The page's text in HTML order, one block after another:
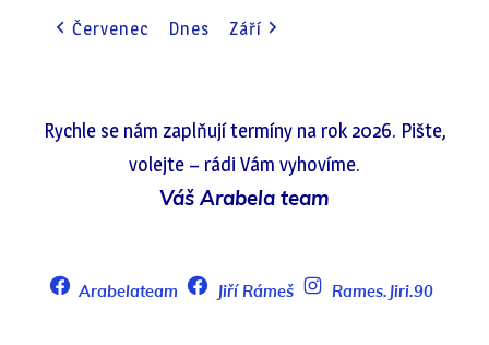
Červenec Dnes Září
Rychle se nám zaplňují termíny na rok 2026. Pište,
volejte – rádi Vám vyhovíme.
Váš Arabela team
Arabelateam Jiří Rámeš Rames.Jiri.90